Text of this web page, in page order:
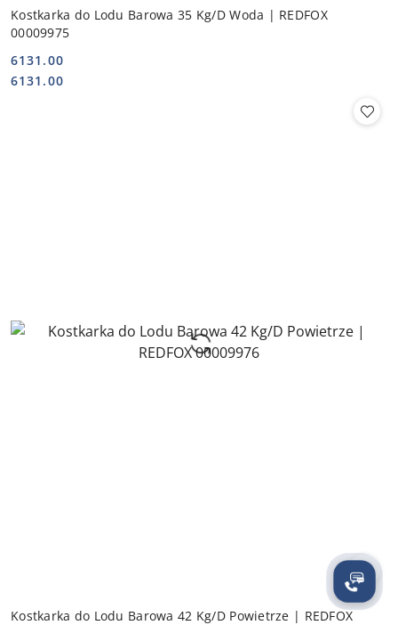
Kostkarka do Lodu Barowa 35 Kg/D Woda | REDFOX
00009975
Cena:
6131.00
Cena:
6131.00
Kostkarka do Lodu Barowa 42 Kg/D Powietrze | REDFOX